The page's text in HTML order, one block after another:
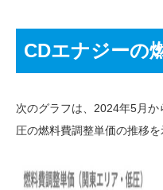
CDエナジーの
次のグラフは、2024年5月
圧の燃料費調整単価の推移を